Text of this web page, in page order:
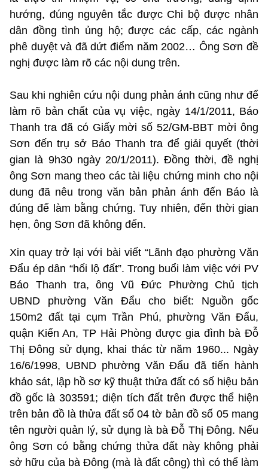
hướng, đúng nguyên tắc được Chi bộ được nhân
dân đồng tình ủng hộ; được các cấp, các ngành
phê duyệt và đã dứt điểm năm 2002… Ông Sơn đề
nghị được làm rõ các nội dung trên.
Sau khi nghiên cứu nội dung phản ánh cũng như để
làm rõ bản chất của vụ việc, ngày 14/1/2011, Báo
Thanh tra đã có Giấy mời số 52/GM-BBT mời ông
Sơn đến trụ sở Báo Thanh tra để giải quyết (thời
gian là 9h30 ngày 20/1/2011). Đồng thời, đề nghị
ông Sơn mang theo các tài liệu chứng minh cho nội
dung đã nêu trong văn bản phản ánh đến Báo là
đúng để làm bằng chứng. Tuy nhiên, đến thời gian
hẹn, ông Sơn đã không đến.
Xin quay trở lại với bài viết “Lãnh đạo phường Văn
Đẩu ép dân “hối lộ đất”. Trong buổi làm việc với PV
Báo Thanh tra, ông Vũ Đức Phường Chủ tịch
UBND phường Văn Đẩu cho biết: Nguồn gốc
150m2 đất tại cụm Trần Phú, phường Văn Đẩu,
quận Kiến An, TP Hải Phòng được gia đình bà Đỗ
Thị Đông sử dụng, khai thác từ năm 1960... Ngày
16/6/1998, UBND phường Văn Đẩu đã tiến hành
khảo sát, lập hồ sơ kỹ thuật thửa đất có số hiệu bản
đồ gốc là 303591; diện tích đất trên được thể hiện
trên bản đồ là thửa đất số 04 tờ bản đồ số 05 mang
tên người quản lý, sử dụng là bà Đỗ Thị Đông. Nếu
ông Sơn có bằng chứng thửa đất này không phải
sở hữu của bà Đông (mà là đất công) thì có thể làm